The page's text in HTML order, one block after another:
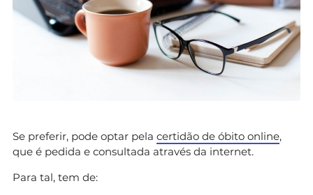
Se preferir, pode optar pela certidão de óbito online,
que é pedida e consultada através da internet.
Para tal, tem de: